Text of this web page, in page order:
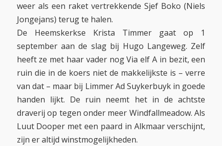
weer als een raket vertrekkende Sjef Boko (Niels
Jongejans) terug te halen.
De Heemskerkse Krista Timmer gaat op 1
september aan de slag bij Hugo Langeweg. Zelf
heeft ze met haar vader nog Via elf A in bezit, een
ruin die in de koers niet de makkelijkste is – verre
van dat – maar bij Limmer Ad Suykerbuyk in goede
handen lijkt. De ruin neemt het in de achtste
draverij op tegen onder meer Windfallmeadow. Als
Luut Dooper met een paard in Alkmaar verschijnt,
zijn er altijd winstmogelijkheden.